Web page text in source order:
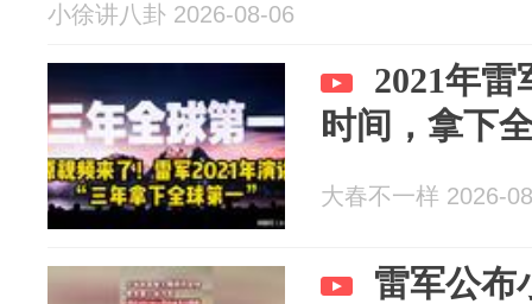
小徐讲八卦 2026-08-06
2021年
时间，拿下
大春不一样 2026-
雷军公布